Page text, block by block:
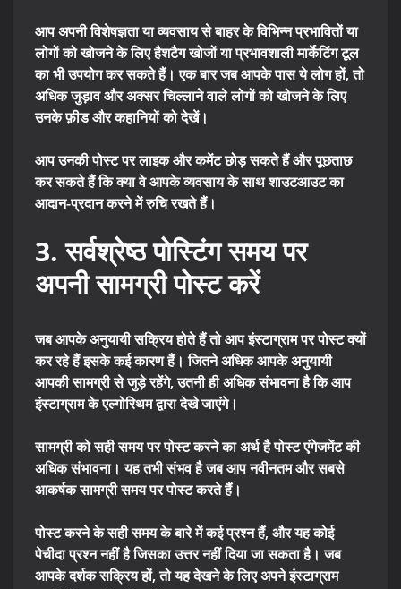
आप अपनी विशेषज्ञता या व्यवसाय से बाहर के विभिन्न प्रभावितों या
लोगों को खोजने के लिए हैशटैग खोजों या प्रभावशाली मार्केटिंग टूल
का भी उपयोग कर सकते हैं। एक बार जब आपके पास ये लोग हों, तो
अधिक जुड़ाव और अक्सर चिल्लाने वाले लोगों को खोजने के लिए
उनके फ़ीड और कहानियों को देखें।
आप उनकी पोस्ट पर लाइक और कमेंट छोड़ सकते हैं और पूछताछ
कर सकते हैं कि क्या वे आपके व्यवसाय के साथ शाउटआउट का
आदान-प्रदान करने में रुचि रखते हैं।
3. सर्वश्रेष्ठ पोस्टिंग समय पर
अपनी सामग्री पोस्ट करें
जब आपके अनुयायी सक्रिय होते हैं तो आप इंस्टाग्राम पर पोस्ट क्यों
कर रहे हैं इसके कई कारण हैं। जितने अधिक आपके अनुयायी
आपकी सामग्री से जुड़े रहेंगे, उतनी ही अधिक संभावना है कि आप
इंस्टाग्राम के एल्गोरिथम द्वारा देखे जाएंगे।
सामग्री को सही समय पर पोस्ट करने का अर्थ है पोस्ट एंगेजमेंट की
अधिक संभावना। यह तभी संभव है जब आप नवीनतम और सबसे
आकर्षक सामग्री समय पर पोस्ट करते हैं।
पोस्ट करने के सही समय के बारे में कई प्रश्न हैं, और यह कोई
पेचीदा प्रश्न नहीं है जिसका उत्तर नहीं दिया जा सकता है। जब
आपके दर्शक सक्रिय हों, तो यह देखने के लिए अपने इंस्टाग्राम